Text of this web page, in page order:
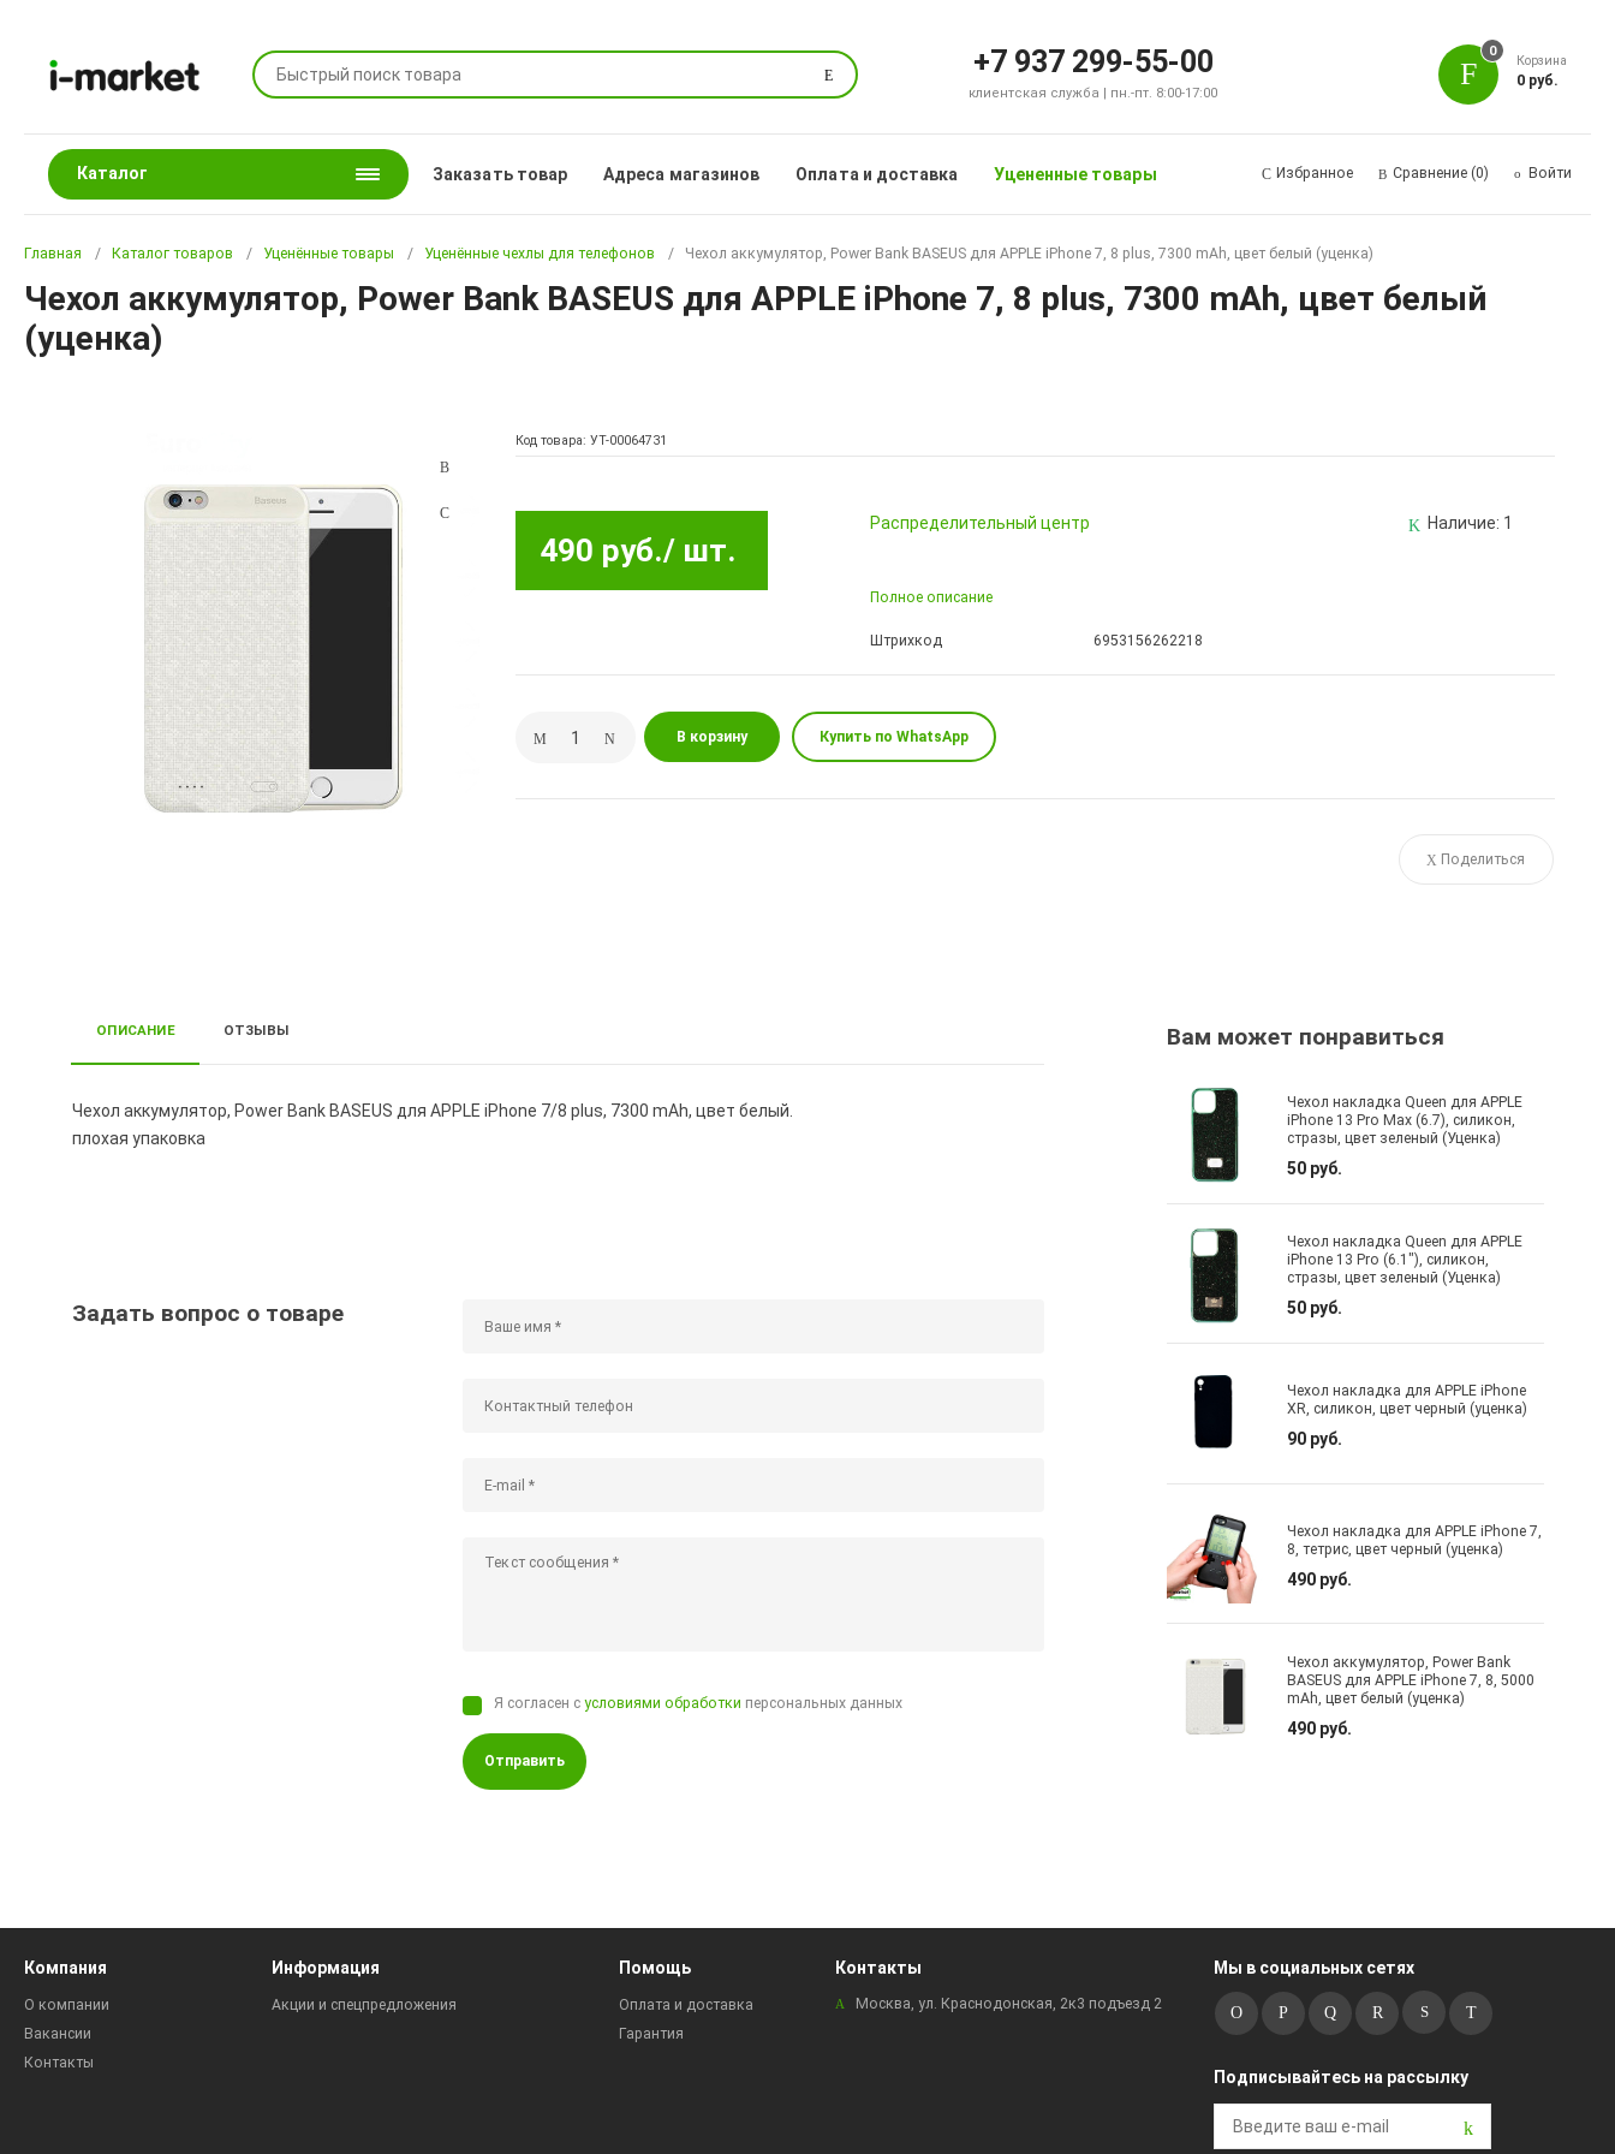
Поиск +7 937 299-55-00
клиентская служба | пн.-пт. 8:00-17:00
0
Корзина
0 руб.
Каталог Заказать товар Адреса магазинов Оплата и доставка Уцененные товары Избранное Сравнение (0) Войти
Главная Каталог товаров Уценённые товары Уценённые чехлы для телефонов Чехол аккумулятор, Power Bank BASEUS для APPLE iPhone 7, 8 plus, 7300 mAh, цвет белый (уценка)
Чехол аккумулятор, Power Bank BASEUS для APPLE iPhone 7, 8 plus, 7300 mAh, цвет белый
(уценка)
Код товара: УТ-00064731
490 руб./ шт.
Pаспределительный центр Наличие: 1
Полное описание
Штрихкод 6953156262218
В корзину Купить по WhatsApp
Поделиться
ОПИСАНИЕ ОТЗЫВЫ
Чехол аккумулятор, Power Bank BASEUS для APPLE iPhone 7/8 plus, 7300 mAh, цвет белый.
плохая упаковка
Задать вопрос о товаре
Я согласен сусловиями обработки персональных данных
Отправить
Вам может понравиться
Чехол накладка Queen для APPLE
iPhone 13 Pro Max (6.7), силикон,
стразы, цвет зеленый (Уценка)
50 руб.
Чехол накладка Queen для APPLE
iPhone 13 Pro (6.1"), силикон,
стразы, цвет зеленый (Уценка)
50 руб.
Чехол накладка для APPLE iPhone
XR, силикон, цвет черный (уценка)
90 руб.
Чехол накладка для APPLE iPhone 7,
8, тетрис, цвет черный (уценка)
490 руб.
Чехол аккумулятор, Power Bank
BASEUS для APPLE iPhone 7, 8, 5000
mAh, цвет белый (уценка)
490 руб.
Компания
О компании
Вакансии
Контакты
Информация
Акции и спецпредложения
Помощь
Оплата и доставка
Гарантия
Контакты
Москва, ул. Краснодонская, 2к3 подъезд 2
Мы в социальных сетях
Подписывайтесь на рассылку